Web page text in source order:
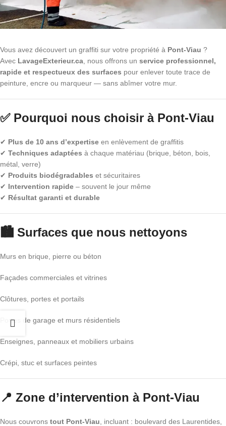
Vous avez découvert un graffiti sur votre propriété à Pont-Viau ?
Avec LavageExterieur.ca , nous offrons un service professionnel,
rapide et respectueux des surfaces pour enlever toute trace de
peinture, encre ou marqueur — sans abîmer votre mur.
✅ Pourquoi nous choisir à Pont-Viau
✔ Plus de 10 ans d’expertise en enlèvement de graffitis
✔ Techniques adaptées à chaque matériau (brique, béton, bois,
métal, verre)
✔ Produits biodégradables et sécuritaires
✔ Intervention rapide – souvent le jour même
✔ Résultat garanti et durable
🏙 Surfaces que nous nettoyons
Murs en brique, pierre ou béton
Façades commerciales et vitrines
Clôtures, portes et portails
Portes de garage et murs résidentiels
Enseignes, panneaux et mobiliers urbains
Crépi, stuc et surfaces peintes
📍 Zone d’intervention à Pont-Viau
Nous couvrons tout Pont-Viau , incluant : boulevard des Laurentides,